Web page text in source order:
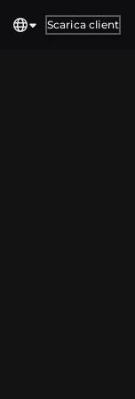
Scarica client